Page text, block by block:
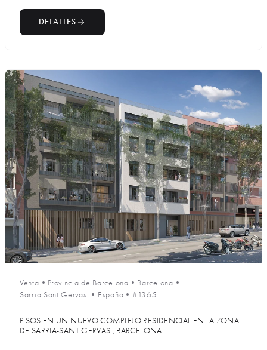
DETALLES
Venta • Provincia de Barcelona • Barcelona •
Sarria Sant Gervasi • España • #1365
PISOS EN UN NUEVO COMPLEJO RESIDENCIAL EN LA ZONA
DE SARRIA-SANT GERVASI, BARCELONA